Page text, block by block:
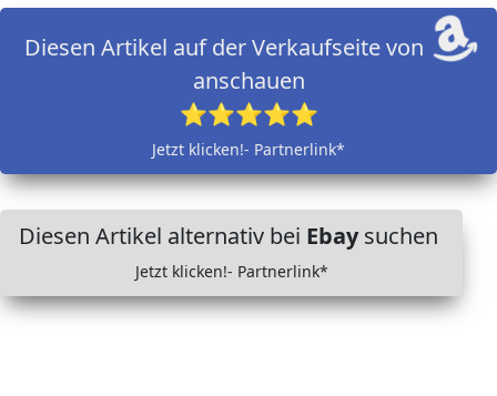
Diesen Artikel auf der Verkaufseite von
anschauen
⭐⭐⭐⭐⭐
Jetzt klicken!- Partnerlink*
Diesen Artikel alternativ bei Ebaysuchen
Jetzt klicken!- Partnerlink*